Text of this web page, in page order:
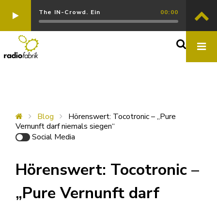
The IN-Crowd. Ein 00:00
Blog
Hörenswert: Tocotronic – „Pure
Vernunft darf niemals siegen“
Social Media
Hörenswert: Tocotronic –
„Pure Vernunft darf